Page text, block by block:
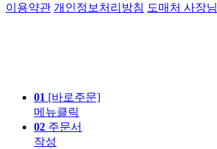
이용약관 개인정보처리방침 도매처 사장님
01 [바로주문]
메뉴클릭
02 주문서
작성